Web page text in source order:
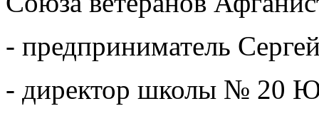
- предприниматель
- директор школы № 20